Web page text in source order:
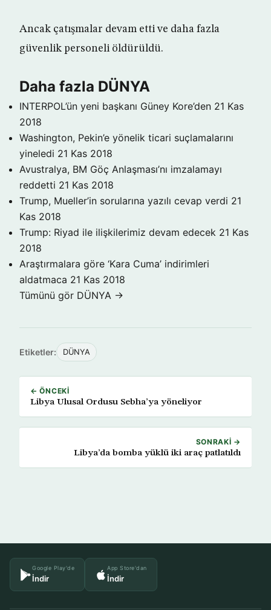
Ancak çatışmalar devam etti ve daha fazla
güvenlik personeli öldürüldü.
Daha fazla DÜNYA
INTERPOL’ün yeni başkanı Güney Kore’den 21 Kas
2018
Washington, Pekin’e yönelik ticari suçlamalarını
yineledi 21 Kas 2018
Avustralya, BM Göç Anlaşması’nı imzalamayı
reddetti 21 Kas 2018
Trump, Mueller’in sorularına yazılı cevap verdi 21
Kas 2018
Trump: Riyad ile ilişkilerimiz devam edecek 21 Kas
2018
Araştırmalara göre ‘Kara Cuma’ indirimleri
aldatmaca 21 Kas 2018
Tümünü gör DÜNYA →
Etiketler: DÜNYA
← ÖNCEKI
Libya Ulusal Ordusu Sebha’ya yöneliyor
SONRAKI →
Libya’da bomba yüklü iki araç patlatıldı
Google Play'de
İndir
App Store'dan
İndir